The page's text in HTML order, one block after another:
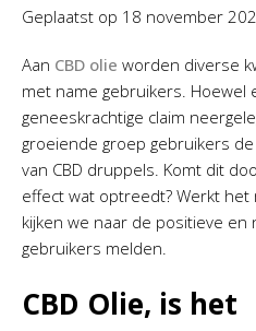
Geplaatst op 18 november
Aan CBD olie worden diverse
met name gebruikers. Hoewel
geneeskrachtige claim
groeiende groep gebruikers
van CBD druppels. Komt dit
effect wat optreedt? Werkt het
kijken we naar de positieve en
gebruikers melden.
CBD Olie, is het